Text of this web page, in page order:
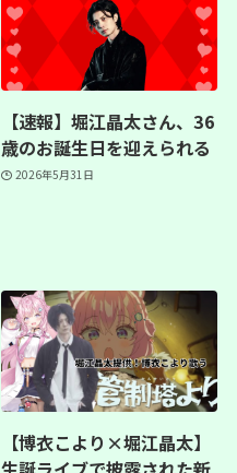
【速報】堀江晶太さん、36
歳のお誕生日を迎えられる
2026年5月31日
【博衣こより×堀江晶太】